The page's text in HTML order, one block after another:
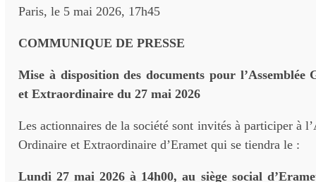
Paris, le 5 mai 2026, 17h45
COMMUNIQUE DE PRESSE
Mise à disposition des documents pour l’Assemblée
et Extraordinaire du 27 mai 2026
Les actionnaires de la société sont invités à participer à
Ordinaire et Extraordinaire d’Eramet qui se tiendra le :
Lundi 27 mai 2026 à 14h00, au siège social